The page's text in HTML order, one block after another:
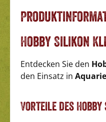
Hobby Silikon
Entdecken Sie den
den Einsatz in
Vorteile des